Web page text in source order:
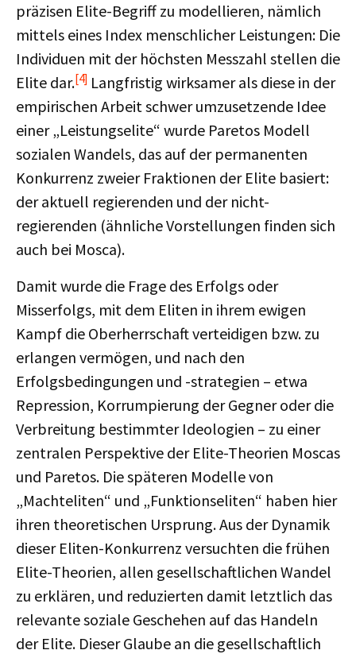
präzisen Elite-Begriff zu modellieren, nämlich
mittels eines Index menschlicher Leistungen: Die
Individuen mit der höchsten Messzahl stellen die
Elite dar.[4] Langfristig wirksamer als diese in der
empirischen Arbeit schwer umzusetzende Idee
einer „Leistungselite“ wurde Paretos Modell
sozialen Wandels, das auf der permanenten
Konkurrenz zweier Fraktionen der Elite basiert:
der aktuell regierenden und der nicht-
regierenden (ähnliche Vorstellungen finden sich
auch bei Mosca).
Damit wurde die Frage des Erfolgs oder
Misserfolgs, mit dem Eliten in ihrem ewigen
Kampf die Oberherrschaft verteidigen bzw. zu
erlangen vermögen, und nach den
Erfolgsbedingungen und -strategien – etwa
Repression, Korrumpierung der Gegner oder die
Verbreitung bestimmter Ideologien – zu einer
zentralen Perspektive der Elite-Theorien Moscas
und Paretos. Die späteren Modelle von
„Machteliten“ und „Funktionseliten“ haben hier
ihren theoretischen Ursprung. Aus der Dynamik
dieser Eliten-Konkurrenz versuchten die frühen
Elite-Theorien, allen gesellschaftlichen Wandel
zu erklären, und reduzierten damit letztlich das
relevante soziale Geschehen auf das Handeln
der Elite. Dieser Glaube an die gesellschaftlich